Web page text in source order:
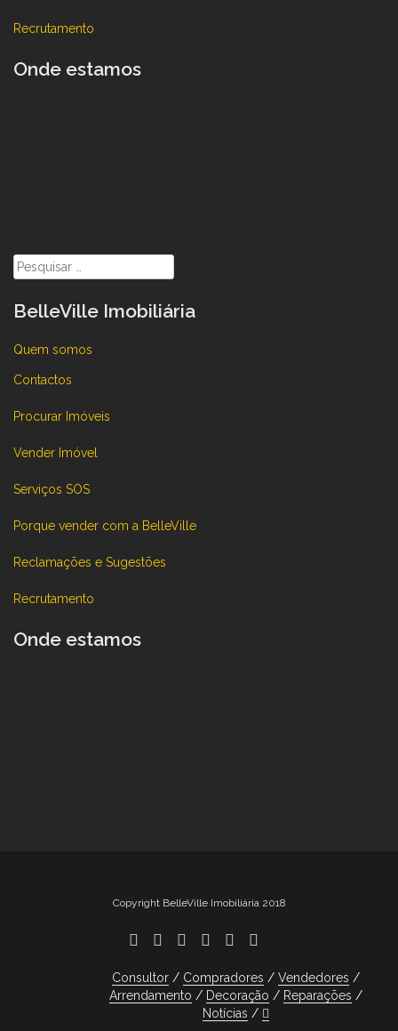
Recrutamento
Onde estamos
Pesquisar
por:
BelleVille Imobiliária
Quem somos
Contactos
Procurar Imóveis
Vender Imóvel
Serviços SOS
Porque vender com a BelleVille
Reclamações e Sugestões
Recrutamento
Onde estamos
Copyright BelleVille Imobiliária 2018
Consultor Compradores
Vendedores
Arrendamento
Decoração
Reparações
Notícias